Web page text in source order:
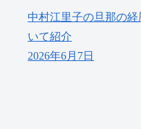
中村江里子の旦那の
いて紹介
2026年6月7日